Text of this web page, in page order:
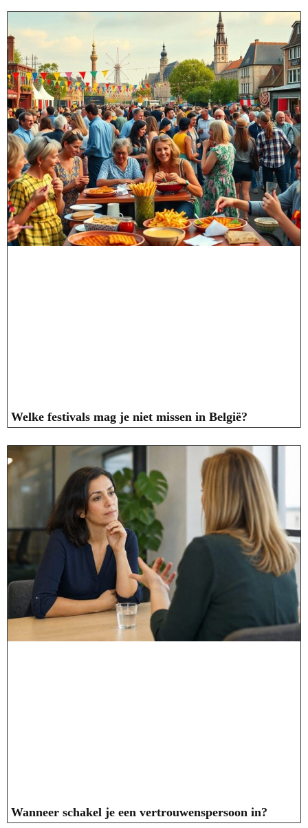
Welke festivals mag je niet missen in België?
Wanneer schakel je een vertrouwenspersoon in?